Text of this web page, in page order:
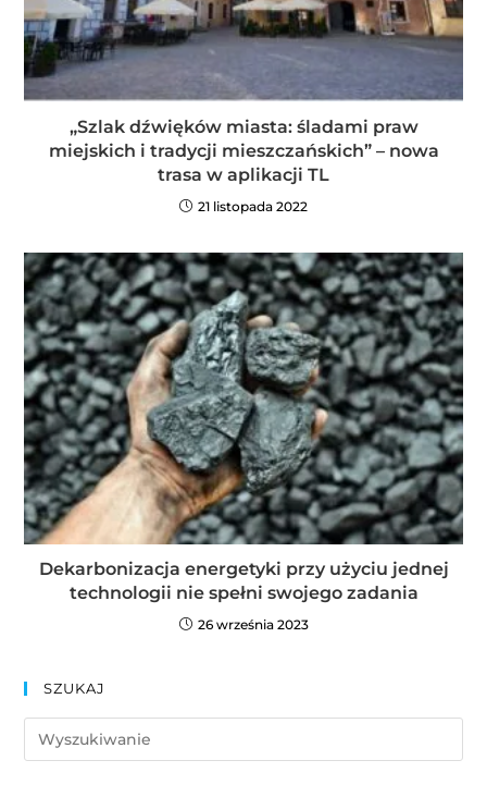
„Szlak dźwięków miasta: śladami praw
miejskich i tradycji mieszczańskich” – nowa
trasa w aplikacji TL
21 listopada 2022
Dekarbonizacja energetyki przy użyciu jednej
technologii nie spełni swojego zadania
26 września 2023
SZUKAJ